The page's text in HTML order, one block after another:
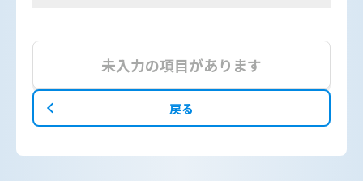
未入力の項目があります
戻る